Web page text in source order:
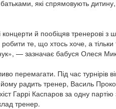
які спрямовують
й пообіцяв тренерові з
робити те, що хтось хоче, а
— зазначає бабуся Олеся
перемагати. Під час турнірів
радить тренер, Василь
Гаррі Каспаров за одну партію
тренер.